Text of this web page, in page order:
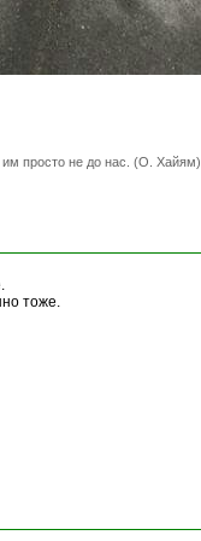
просто не до нас. (О. Хайям)
тоже.